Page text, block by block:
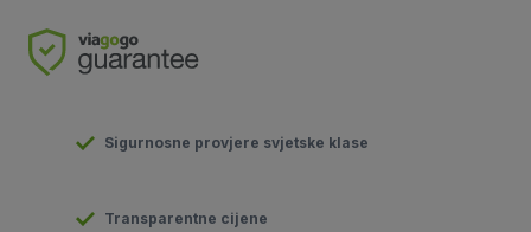
Sigurnosne provjere svjetske klase
Transparentne cijene